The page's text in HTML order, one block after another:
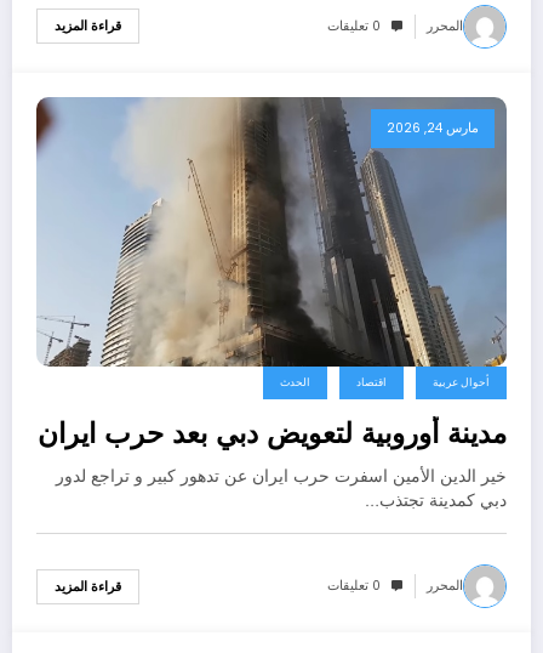
المحرر 0 تعليقات قراءة المزيد
مارس 24, 2026
أحوال عربية اقتصاد الحدث
مدينة أوروبية لتعويض دبي بعد حرب ايران
خير الدين الأمين اسفرت حرب ايران عن تدهور كبير و تراجع لدور
دبي كمدينة تجتذب…
المحرر 0 تعليقات قراءة المزيد